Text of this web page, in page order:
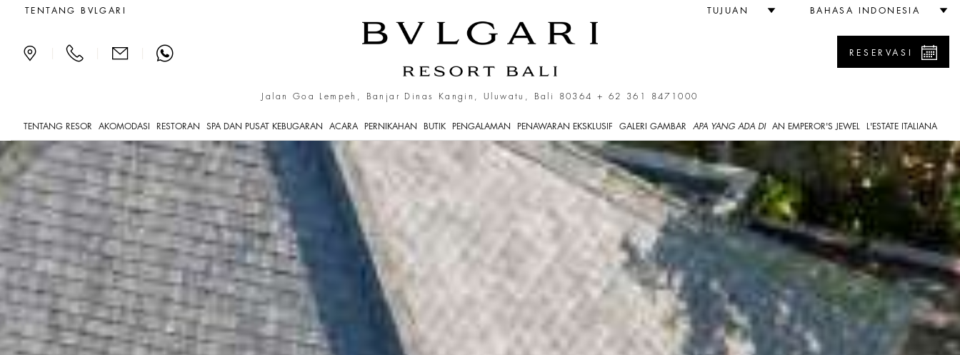
5 Kamar Tidur
TENTANG BVLGARI TUJUAN BAHASA INDONESIA
Jalan Goa Lempeh, Banjar Dinas Kangin, Uluwatu, Bali 80364+ 62 361 8471000
RESERVASI
TENTANG RESOR AKOMODASI RESTORAN SPA DAN PUSAT KEBUGARAN ACARA PERNIKAHAN BUTIK PENGALAMAN PENAWARAN EKSKLUSIF GALERI GAMBAR APA YANG ADA DI AN EMPEROR'S JEWEL L'ESTATE ITALIANA